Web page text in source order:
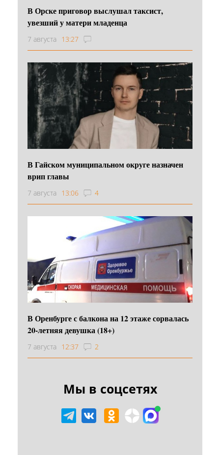
В Орске приговор выслушал таксист,
увезший у матери младенца
7 августа 13:27
В Гайском муниципальном округе назначен
врип главы
7 августа 13:06 4
В Оренбурге с балкона на 12 этаже сорвалась
20-летняя девушка (18+)
7 августа 12:37 2
Мы в соцсетях